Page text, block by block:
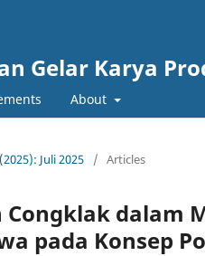
Gelar Karya
About
Juli 2025 / Articles
Congklak dalam
pada Konsep